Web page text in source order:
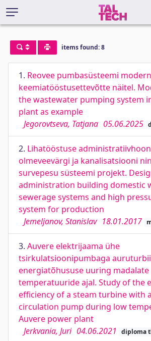
items found: 8
1. Reovee pumbasüsteemi
keemiatööstusettevõtte näitel.
the wastewater pumping system
plant as example
Jegorovtseva, Tatjana 05.06.2025
2. Lihatööstuse
olmeveevärgi ja kanalisatsiooni
survepesu süsteemi projekt.
administration building domestic
sewerage systems and high
system for production
Jemeljanov, Stanislav 18.01.2017
3. Auvere elektrijaama ühe
tsirkulatsioonipumbaga
energiatõhususe uuring madalate
temperatuuride ajal. Study of the
efficiency of a steam turbine with
circulation pump during low
Auvere power plant
Jerkvania, Juri 04.06.2021 diploma